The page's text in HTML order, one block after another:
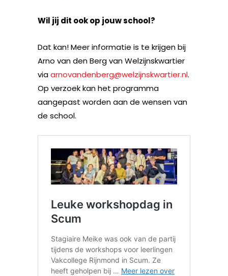
Wil jij dit ook op jouw school?
Dat kan! Meer informatie is te krijgen bij
Arno van den Berg van Welzijnskwartier
viaarnovandenberg@welzijnskwartier.nl.
Op verzoek kan het programma
aangepast worden aan de wensen van
de school.